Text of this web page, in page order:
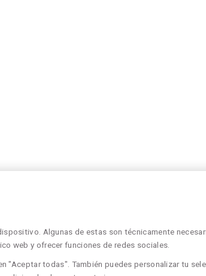
Algunas de estas son técnicamente
web y ofrecer funciones de redes sociales.
"Aceptar todas". También puedes personalizar tu